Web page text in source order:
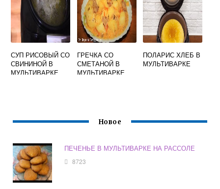
СУП РИСОВЫЙ СО
СВИНИНОЙ В
МУЛЬТИВАРКЕ
ГРЕЧКА СО
СМЕТАНОЙ В
МУЛЬТИВАРКЕ
ПОЛАРИС ХЛЕБ В
МУЛЬТИВАРКЕ
Новое
ПЕЧЕНЬЕ В МУЛЬТИВАРКЕ НА РАССОЛЕ
8723